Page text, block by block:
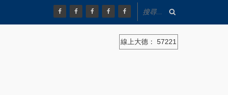
線上大德： 57221